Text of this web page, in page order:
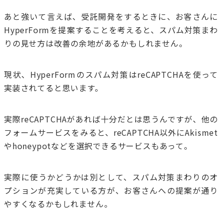
あと強いて言えば、受託開発をするときに、お客さんに
HyperFormを提案することを考えると、スパム対策まわ
りの見せ方は改善の余地があるかもしれません。
現状、HyperFormのスパム対策はreCAPTCHAを使って
実装されてると思います。
実際reCAPTCHAがあれば十分だとは思うんですが、他の
フォームサービスをみると、reCAPTCHA以外にAkismet
やhoneypotなどを選択できるサービスもあって。
実際に使うかどうかは別として、スパム対策まわりのオ
プションが充実している方が、お客さんへの提案が通り
やすくなるかもしれません。